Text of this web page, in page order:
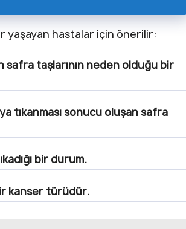
yaşayan hastalar için önerilir:
safra taşlarının neden olduğu bir
tıkanması sonucu oluşan safra
bir durum.
kanser türüdür.